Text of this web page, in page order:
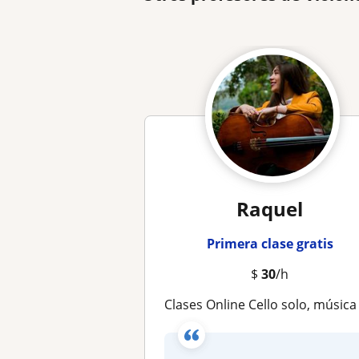
Raquel
Primera clase gratis
$30/h
clases Online Cello solo, música de